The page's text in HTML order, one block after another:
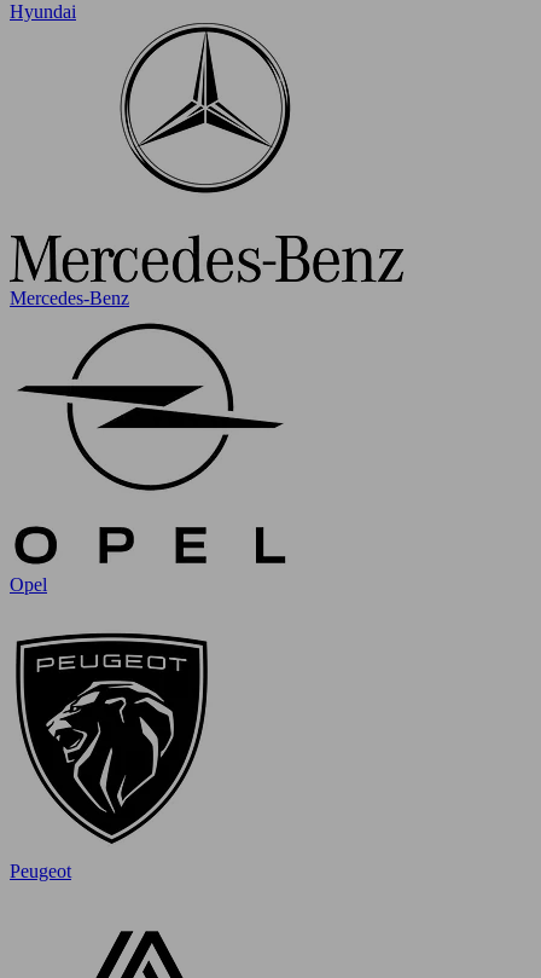
Hyundai
Mercedes-Benz
Opel
Peugeot